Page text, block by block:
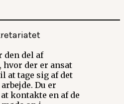
den del af
hvor der er ansat
at tage sig af det
Du er
kontakte en af de